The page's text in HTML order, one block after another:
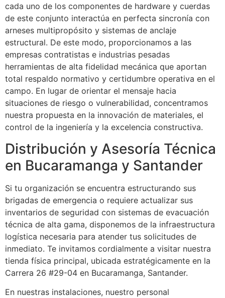
cada uno de los componentes de hardware y cuerdas
de este conjunto interactúa en perfecta sincronía con
arneses multipropósito y sistemas de anclaje
estructural. De este modo, proporcionamos a las
empresas contratistas e industrias pesadas
herramientas de alta fidelidad mecánica que aportan
total respaldo normativo y certidumbre operativa en el
campo. En lugar de orientar el mensaje hacia
situaciones de riesgo o vulnerabilidad, concentramos
nuestra propuesta en la innovación de materiales, el
control de la ingeniería y la excelencia constructiva.
Distribución y Asesoría Técnica
en Bucaramanga y Santander
Si tu organización se encuentra estructurando sus
brigadas de emergencia o requiere actualizar sus
inventarios de seguridad con sistemas de evacuación
técnica de alta gama, disponemos de la infraestructura
logística necesaria para atender tus solicitudes de
inmediato. Te invitamos cordialmente a visitar nuestra
tienda física principal, ubicada estratégicamente en la
Carrera 26 #29-04 en Bucaramanga, Santander.
En nuestras instalaciones, nuestro personal